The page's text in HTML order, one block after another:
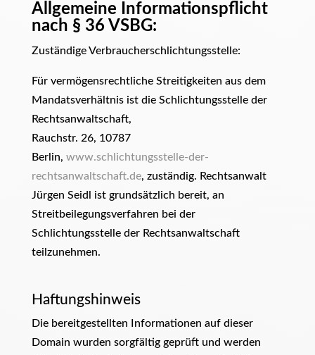
Allgemeine Informationspflicht
nach § 36 VSBG:
Zuständige Verbraucherschlichtungsstelle:
Für vermögensrechtliche Streitigkeiten aus dem
Mandatsverhältnis ist die Schlichtungsstelle der
Rechtsanwaltschaft,
Rauchstr. 26, 10787
Berlin, www.schlichtungsstelle-der-
rechtsanwaltschaft.de, zuständig. Rechtsanwalt
Jürgen Seidl ist grundsätzlich bereit, an
Streitbeilegungsverfahren bei der
Schlichtungsstelle der Rechtsanwaltschaft
teilzunehmen.
Haftungshinweis
Die bereitgestellten Informationen auf dieser
Domain wurden sorgfältig geprüft und werden